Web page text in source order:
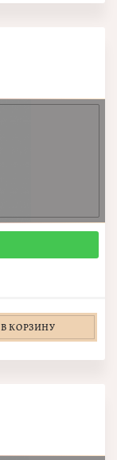
В КОРЗИНУ